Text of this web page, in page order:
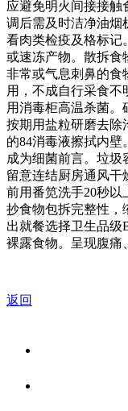
应避免明火间接接触
调后需及时洁净油烟
看肉类检疫及格标记
或速冻产物。散拆食
非常或气息刺鼻的食
用，不成自行采食不
用消毒柜高温杀菌。
按期用盐粒研磨去除
的84消毒液擦拭内
成为细菌前言。垃圾
留意连结厨房通风干
前用番笕洗手20秒以
抄食物包拆完整性，
出就餐选择卫生品级
裸露食物。呈现腹痛
返回